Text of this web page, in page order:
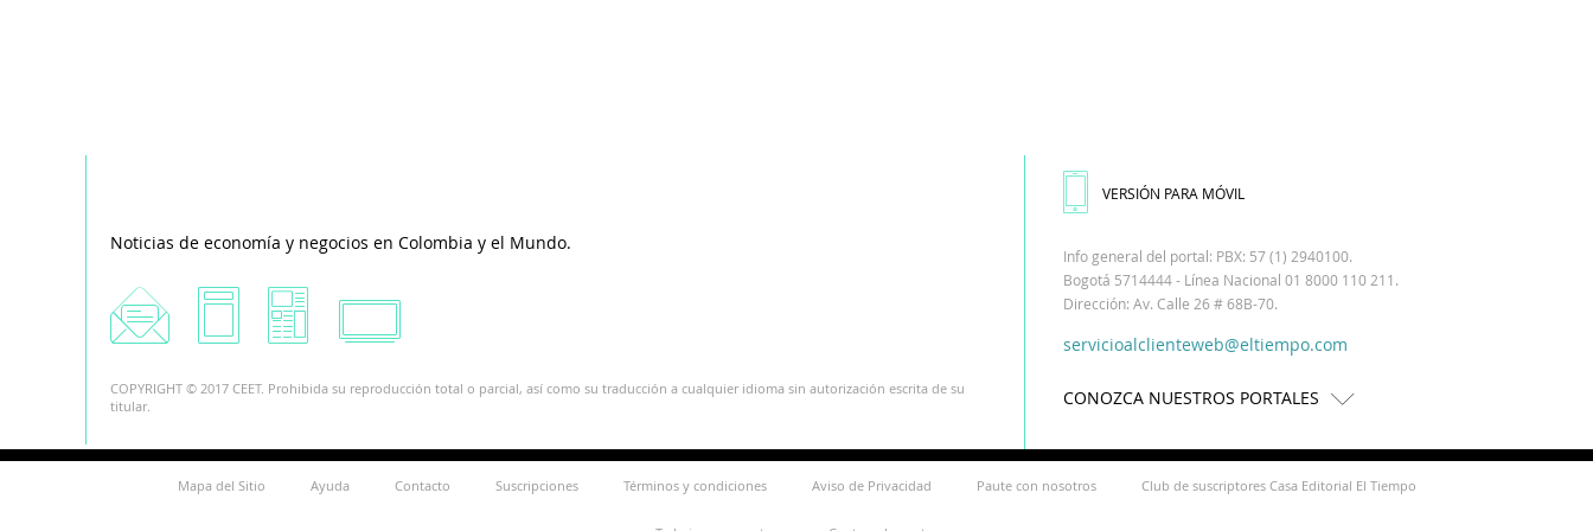
Noticias de economía y negocios en Colombia y el Mundo.
COPYRIGHT © 2017 CEET. Prohibida su reproducción total o parcial, así como su traducción a cualquier idioma sin autorización escrita de su
titular.
VERSIÓN PARA MÓVIL
Info general del portal: PBX: 57 (1) 2940100.
Bogotá 5714444 - Línea Nacional 01 8000 110 211.
Dirección: Av. Calle 26 # 68B-70.
servicioalclienteweb@eltiempo.com
CONOZCA NUESTROS PORTALES
Mapa del Sitio Ayuda Contacto Suscripciones Términos y condiciones Aviso de Privacidad Paute con nosotros Club de suscriptores Casa Editorial El Tiempo